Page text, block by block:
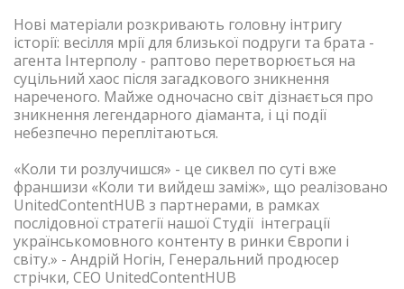
Нові матеріали розкривають головну інтригу
історії: весілля мрії для близької подруги та брата -
агента Інтерполу - раптово перетворюється на
суцільний хаос після загадкового зникнення
нареченого. Майже одночасно світ дізнається про
зникнення легендарного діаманта, і ці події
небезпечно переплітаються.
«Коли ти розлучишся» - це сиквел по суті вже
франшизи «Коли ти вийдеш заміж», що реалізовано
UnitedContentHUB з партнерами, в рамках
послідовної стратегії нашої Студії інтеграції
українськомовного контенту в ринки Європи і
світу.» - Андрій Ногін, Генеральний продюсер
стрічки, СЕО UnitedContentHUB